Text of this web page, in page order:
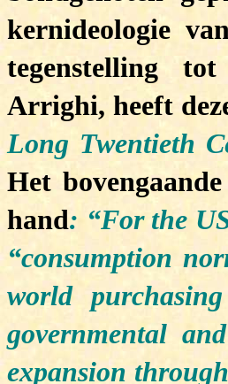
kernideologie
tegenstelling
Arrighi, heeft
Long Twentieth
Het
hand: “For the
“consumption
world
governmental
expansion